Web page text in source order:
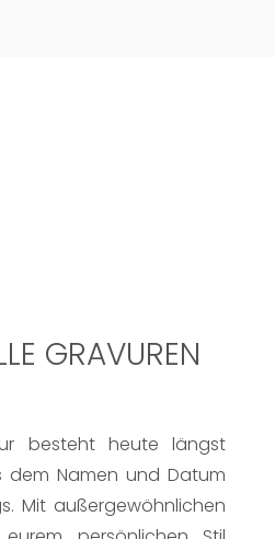
GRAVUREN
besteht heute längst
Namen und Datum
Mit außergewöhnlichen